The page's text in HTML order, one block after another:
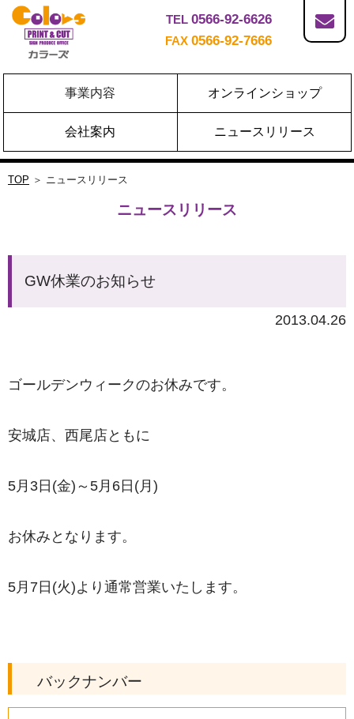
TEL 0566-92-6626
FAX 0566-92-7666
事業内容 オンラインショップ
会社案内 ニュースリリース
TOP ＞ ニュースリリース
ニュースリリース
GW休業のお知らせ
2013.04.26
ゴールデンウィークのお休みです。
安城店、西尾店ともに
5月3日(金)～5月6日(月)
お休みとなります。
5月7日(火)より通常営業いたします。
バックナンバー